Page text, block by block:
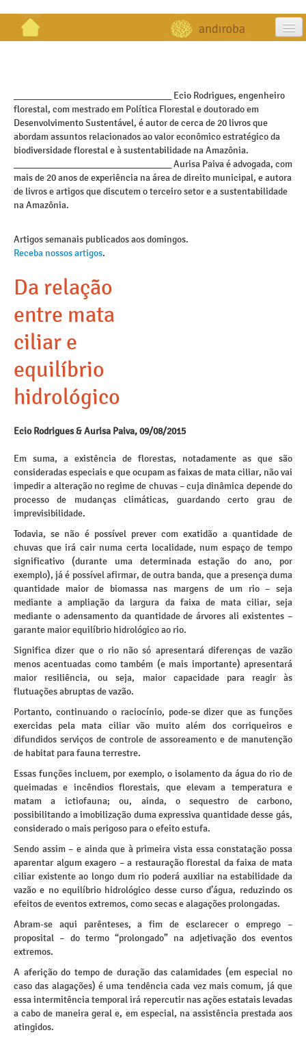
publicações
galeria
contato
_________________________________ Ecio Rodrigues, engenheiro
florestal, com mestrado em Política Florestal e doutorado em
Desenvolvimento Sustentável, é autor de cerca de 20 livros que
abordam assuntos relacionados ao valor econômico estratégico da
biodiversidade florestal e à sustentabilidade na Amazônia.
_________________________________ Aurisa Paiva é advogada, com
mais de 20 anos de experiência na área de direito municipal, e autora
de livros e artigos que discutem o terceiro setor e a sustentabilidade
na Amazônia.
Artigos semanais publicados aos domingos.
Receba nossos artigos.
Da relação
entre mata
ciliar e
equilíbrio
hidrológico
Ecio Rodrigues & Aurisa Paiva, 09/08/2015
Em suma, a existência de florestas, notadamente as que são
consideradas especiais e que ocupam as faixas de mata ciliar, não vai
impedir a alteração no regime de chuvas – cuja dinâmica depende do
processo de mudanças climáticas, guardando certo grau de
imprevisibilidade.
Todavia, se não é possível prever com exatidão a quantidade de
chuvas que irá cair numa certa localidade, num espaço de tempo
significativo (durante uma determinada estação do ano, por
exemplo), já é possível afirmar, de outra banda, que a presença duma
quantidade maior de biomassa nas margens de um rio – seja
mediante a ampliação da largura da faixa de mata ciliar, seja
mediante o adensamento da quantidade de árvores ali existentes –
garante maior equilíbrio hidrológico ao rio.
Significa dizer que o rio não só apresentará diferenças de vazão
menos acentuadas como também (e mais importante) apresentará
maior resiliência, ou seja, maior capacidade para reagir às
flutuações abruptas de vazão.
Portanto, continuando o raciocínio, pode-se dizer que as funções
exercidas pela mata ciliar vão muito além dos corriqueiros e
difundidos serviços de controle de assoreamento e de manutenção
de habitat para fauna terrestre.
Essas funções incluem, por exemplo, o isolamento da água do rio de
queimadas e incêndios florestais, que elevam a temperatura e
matam a ictiofauna; ou, ainda, o sequestro de carbono,
possibilitando a imobilização duma expressiva quantidade desse gás,
considerado o mais perigoso para o efeito estufa.
Sendo assim – e ainda que à primeira vista essa constatação possa
aparentar algum exagero – a restauração florestal da faixa de mata
ciliar existente ao longo dum rio poderá auxiliar na estabilidade da
vazão e no equilíbrio hidrológico desse curso d’água, reduzindo os
efeitos de eventos extremos, como secas e alagações prolongadas.
Abram-se aqui parênteses, a fim de esclarecer o emprego –
proposital – do termo “prolongado” na adjetivação dos eventos
extremos.
A aferição do tempo de duração das calamidades (em especial no
caso das alagações) é uma tendência cada vez mais comum, já que
essa intermitência temporal irá repercutir nas ações estatais levadas
a cabo de maneira geral e, em especial, na assistência prestada aos
atingidos.